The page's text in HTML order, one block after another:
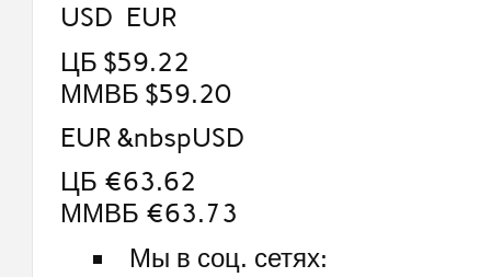
USD EUR
ЦБ $59.22
ММВБ $59.20
EUR &nbspUSD
ЦБ €63.62
ММВБ €63.73
Мы в соц. сетях: